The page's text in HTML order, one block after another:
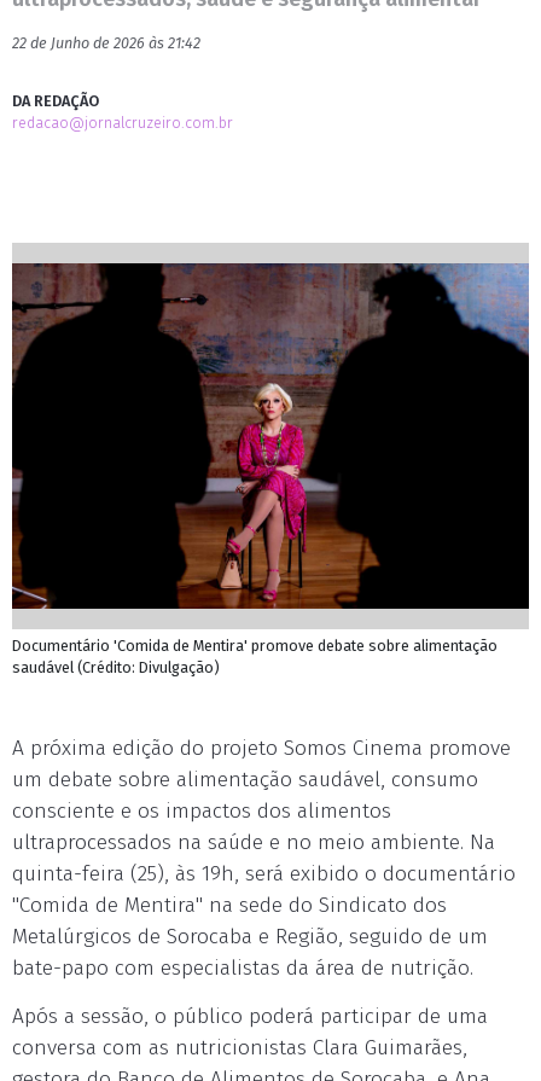
22 de Junho de 2026 às 21:42
DA REDAÇÃO
redacao@jornalcruzeiro.com.br
Documentário 'Comida de Mentira' promove debate sobre alimentação
saudável (Crédito: Divulgação)
A próxima edição do projeto Somos Cinema promove
um debate sobre alimentação saudável, consumo
consciente e os impactos dos alimentos
ultraprocessados na saúde e no meio ambiente. Na
quinta-feira (25), às 19h, será exibido o documentário
"Comida de Mentira" na sede do Sindicato dos
Metalúrgicos de Sorocaba e Região, seguido de um
bate-papo com especialistas da área de nutrição.
Após a sessão, o público poderá participar de uma
conversa com as nutricionistas Clara Guimarães,